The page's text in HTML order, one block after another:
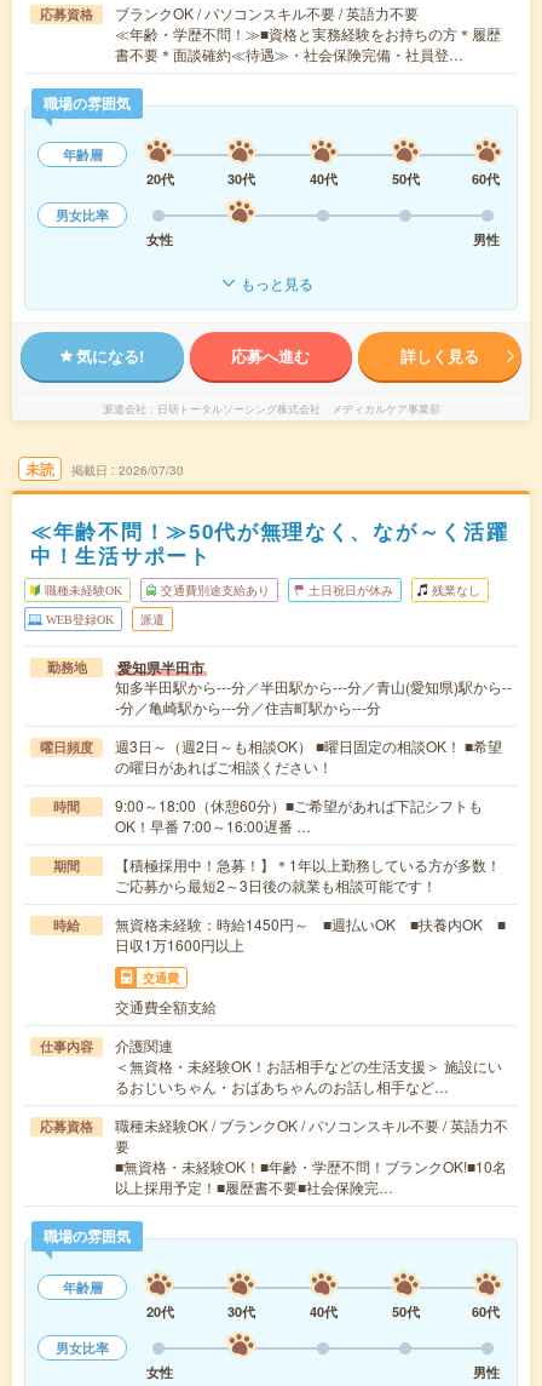
応募資格
ブランクOK / パソコンスキル不要 / 英語力不要
≪年齢・学歴不問！≫■資格と実務経験をお持ちの方＊履歴
書不要＊面談確約≪待遇≫・社会保険完備・社員登…
職場の雰囲気
年齢層
20代
30代 40代 50代
60代
男女比率
女性
男性
もっと見る
気になる! 応募へ進む 詳しく見る
派遣会社 日研トータルソーシング株式会社 メディカルケア事業部
未読 掲載日 2026/07/30
≪年齢不問！≫50代が無理なく、なが～く活躍
中！生活サポート
職種未経験OK 交通費別途支給あり 土日祝日が休み 残業なし
WEB登録OK 派遣
勤務地 愛知県半田市
知多半田駅から---分／半田駅から---分／青山(愛知県)駅から--
-分／亀崎駅から---分／住吉町駅から---分
曜日頻度
週3日～（週2日～も相談OK） ■曜日固定の相談OK！ ■希望
の曜日があればご相談ください！
時間
9:00～18:00（休憩60分）■ご希望があれば下記シフトも
OK！早番 7:00～16:00遅番 …
期間
【積極採用中！急募！】＊1年以上勤務している方が多数！
ご応募から最短2～3日後の就業も相談可能です！
時給
無資格未経験：時給1450円～ ■週払いOK ■扶養内OK ■
日収1万1600円以上
交通費
交通費全額支給
仕事内容
介護関連
＜無資格・未経験OK！お話相手などの生活支援＞ 施設にい
るおじいちゃん・おばあちゃんのお話し相手など…
応募資格
職種未経験OK / ブランクOK / パソコンスキル不要 / 英語力不
要
■無資格・未経験OK！■年齢・学歴不問！ブランクOK!■10名
以上採用予定！■履歴書不要■社会保険完…
職場の雰囲気
年齢層
20代
30代 40代 50代
60代
男女比率
女性
男性